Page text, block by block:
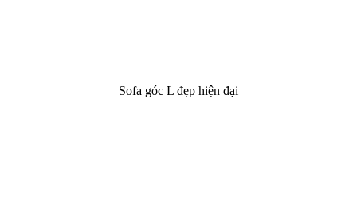
Sofa góc L đẹp hiện đại